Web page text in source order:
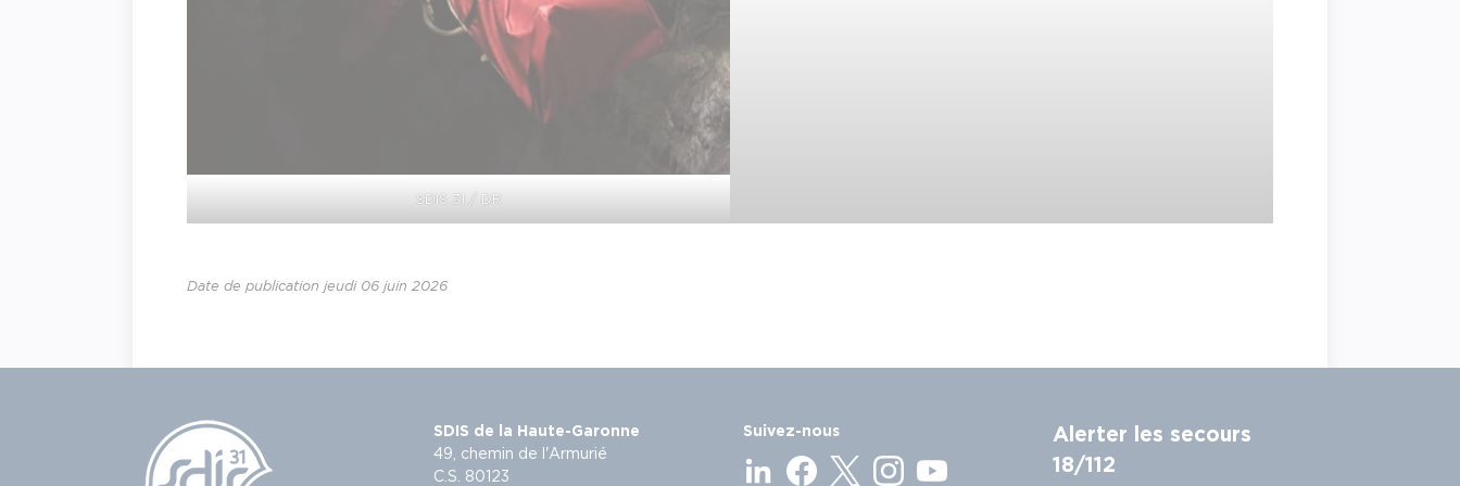
SDIS 31 / DR
Date de publication jeudi 06 juin 2026
SDIS de la Haute-Garonne
49, chemin de l'Armurié
C.S. 80123
Suivez-nous
Alerter les secours
18/112